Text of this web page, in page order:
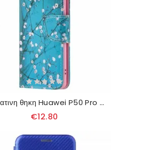
δερματινη θηκη Huawei P50 Pro Ανθισμένο Δέντρο
€12.80